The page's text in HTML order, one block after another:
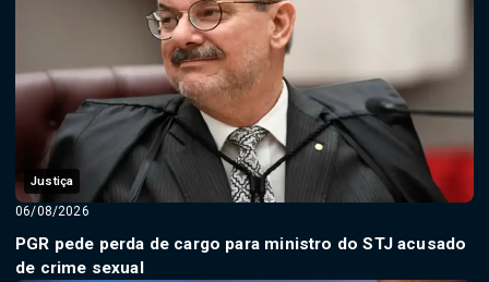
Justiça
06/08/2026
PGR pede perda de cargo para ministro do STJ acusado
de crime sexual